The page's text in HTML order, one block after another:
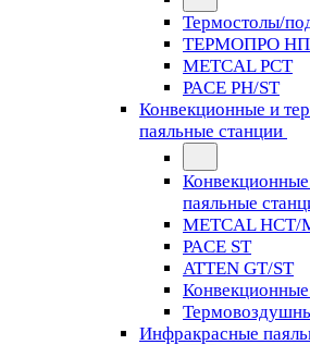
Термостолы/
ТЕРМОПРО
METCAL PCT
PACE PH/ST
Конвекционные и
паяльные станции
паяльные
METCAL HCT/
PACE ST
ATTEN GT/ST
Инфракрасные